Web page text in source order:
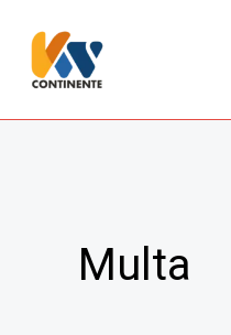
contenido
Multa